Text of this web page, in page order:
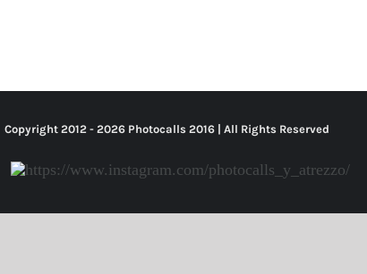
Copyright 2012 - 2026 Photocalls 2016| All Rights Reserved
Facebook
Https://www.instagram.com/photocalls_y_atrezzo/